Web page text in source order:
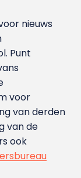
nieuws
Punt
voor
van derden
van de
ook